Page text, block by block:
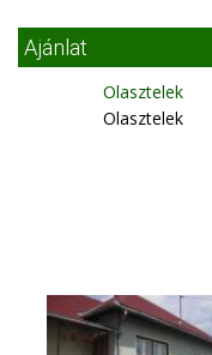
Ajánlat
Olasztelek
Olasztelek